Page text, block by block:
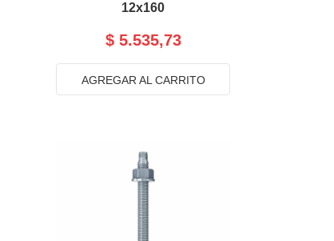
12x160
$ 5.535,73
AGREGAR AL CARRITO